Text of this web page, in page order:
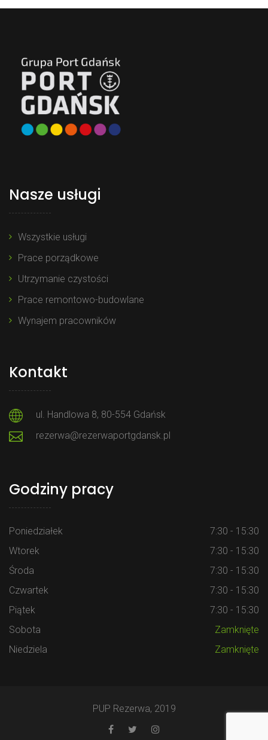
Nasze usługi
Wszystkie usługi
Prace porządkowe
Utrzymanie czystości
Prace remontowo-budowlane
Wynajem pracowników
Kontakt
ul. Handlowa 8, 80-554 Gdańsk
rezerwa@rezerwaportgdansk.pl
Godziny pracy
Poniedziałek
7:30 - 15:30
Wtorek
7:30 - 15:30
Środa
7:30 - 15:30
Czwartek
7:30 - 15:30
Piątek
7:30 - 15:30
Sobota
Zamknięte
Niedziela
Zamknięte
PUP Rezerwa, 2019